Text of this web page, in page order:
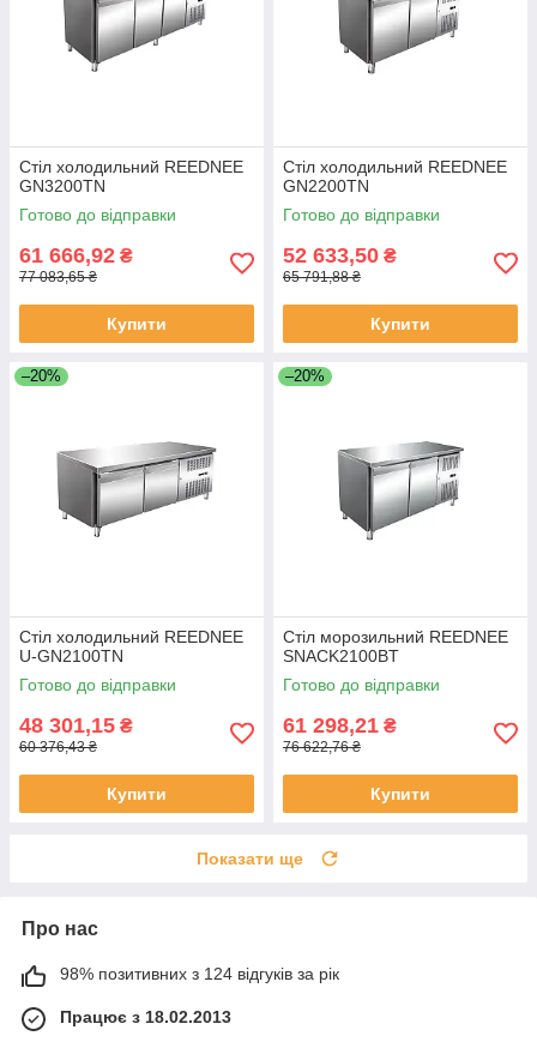
Стіл холодильний REEDNEE
GN3200TN
Готово до відправки
61 666,92 ₴
77 083,65 ₴
Купити
Стіл холодильний REEDNEE
GN2200TN
Готово до відправки
52 633,50 ₴
65 791,88 ₴
Купити
–20%
Стіл холодильний REEDNEE
U-GN2100TN
Готово до відправки
48 301,15 ₴
60 376,43 ₴
Купити
–20%
Стіл морозильний REEDNEE
SNACK2100BT
Готово до відправки
61 298,21 ₴
76 622,76 ₴
Купити
Показати ще
Про нас
98% позитивних з 124 відгуків за рік
Працює з 18.02.2013